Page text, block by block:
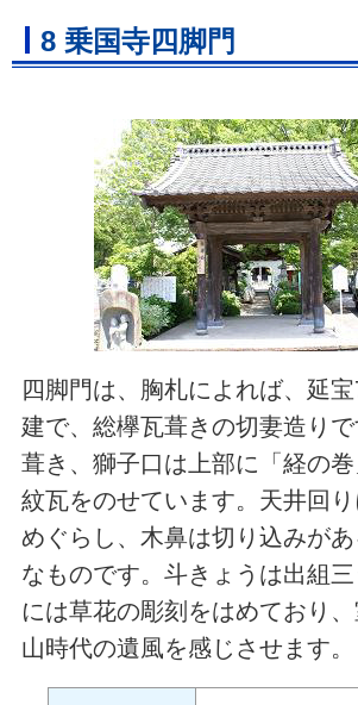
8 乗国寺四脚門
四脚門は、胸札によれば、延
建で、総欅瓦葺きの切妻造り
葺き、獅子口は上部に「経の
紋瓦をのせています。天井回
めぐらし、木鼻は切り込みが
なものです。斗きょうは出組
には草花の彫刻をはめており
山時代の遺風を感じさせます。